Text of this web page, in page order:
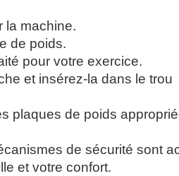
la machine.
de poids.
pour votre exercice.
et insérez-la dans le trou
plaques de poids
de sécurité sont
et votre confort.